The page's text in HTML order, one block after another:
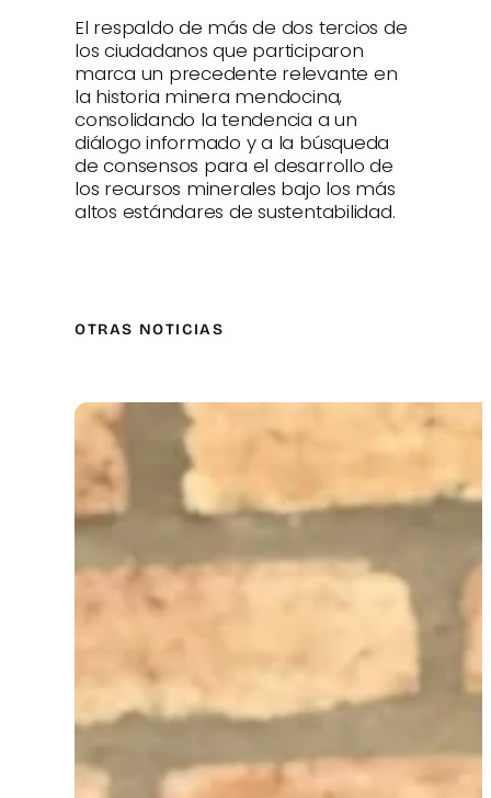
El respaldo de más de dos tercios de
los ciudadanos que participaron
marca un precedente relevante en
la historia minera mendocina,
consolidando la tendencia a un
diálogo informado y a la búsqueda
de consensos para el desarrollo de
los recursos minerales bajo los más
altos estándares de sustentabilidad.
OTRAS NOTICIAS